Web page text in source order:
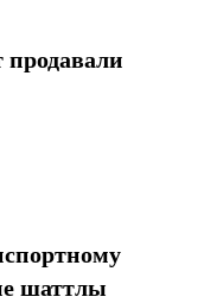
продавали
шаттлы